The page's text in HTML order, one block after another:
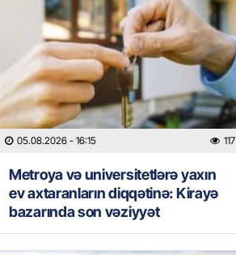
05.08.2026 - 16:15 117
Metroya və universitetlərə yaxın
ev axtaranların diqqətinə: Kirayə
bazarında son vəziyyət